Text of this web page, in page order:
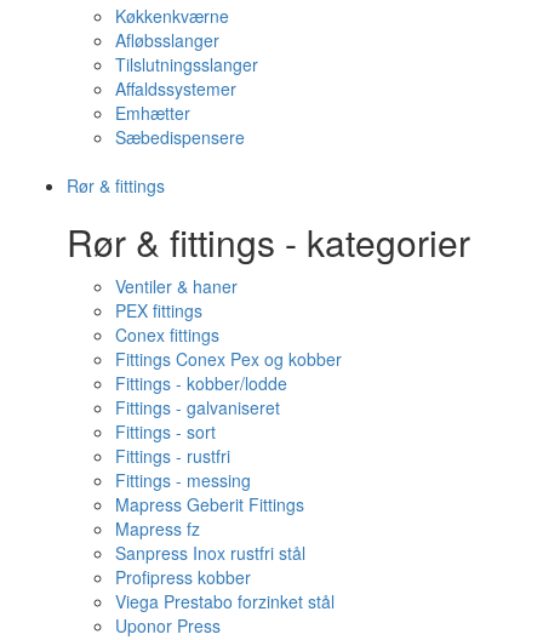
Køkkenkværne
Afløbsslanger
Tilslutningsslanger
Affaldssystemer
Emhætter
Sæbedispensere
Rør & fittings
Rør & fittings - kategorier
Ventiler & haner
PEX fittings
Conex fittings
Fittings Conex Pex og kobber
Fittings - kobber/lodde
Fittings - galvaniseret
Fittings - sort
Fittings - rustfri
Fittings - messing
Mapress Geberit Fittings
Mapress fz
Sanpress Inox rustfri stål
Profipress kobber
Viega Prestabo forzinket stål
Uponor Press